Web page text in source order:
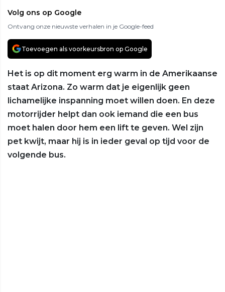
Volg ons op Google
Ontvang onze nieuwste verhalen in je Google-feed
Toevoegen als voorkeursbron op Google
Het is op dit moment erg warm in de Amerikaanse
staat Arizona. Zo warm dat je eigenlijk geen
lichamelijke inspanning moet willen doen. En deze
motorrijder helpt dan ook iemand die een bus
moet halen door hem een lift te geven. Wel zijn
pet kwijt, maar hij is in ieder geval op tijd voor de
volgende bus.